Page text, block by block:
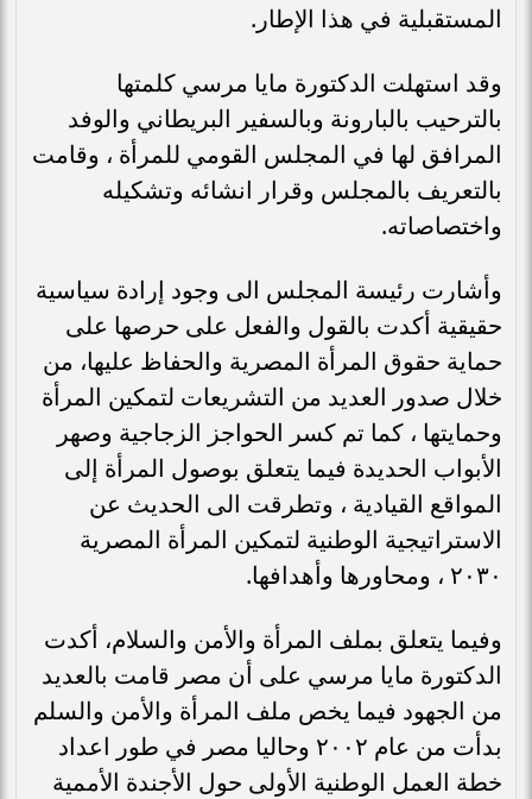
المستقبلية في هذا الإطار.
وقد استهلت الدكتورة مايا مرسي كلمتها
بالترحيب بالبارونة وبالسفير البريطاني والوفد
المرافق لها في المجلس القومي للمرأة ، وقامت
بالتعريف بالمجلس وقرار انشائه وتشكيله
واختصاصاته.
وأشارت رئيسة المجلس الى وجود إرادة سياسية
حقيقية أكدت بالقول والفعل على حرصها على
حماية حقوق المرأة المصرية والحفاظ عليها، من
خلال صدور العديد من التشريعات لتمكين المرأة
وحمايتها ، كما تم كسر الحواجز الزجاجية وصهر
الأبواب الحديدة فيما يتعلق بوصول المرأة إلى
المواقع القيادية ، وتطرقت الى الحديث عن
الاستراتيجية الوطنية لتمكين المرأة المصرية
٢٠٣٠ ، ومحاورها وأهدافها.
وفيما يتعلق بملف المرأة والأمن والسلام، أكدت
الدكتورة مايا مرسي على أن مصر قامت بالعديد
من الجهود فيما يخص ملف المرأة والأمن والسلم
بدأت من عام ٢٠٠٢ وحاليا مصر في طور اعداد
خطة العمل الوطنية الأولى حول الأجندة الأممية